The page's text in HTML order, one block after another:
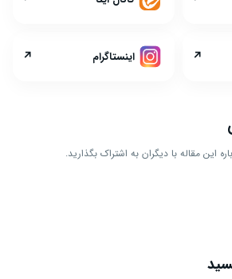
↗ اینستاگرام ↗
این مقاله با دیگران به اشتراک بگذارید.